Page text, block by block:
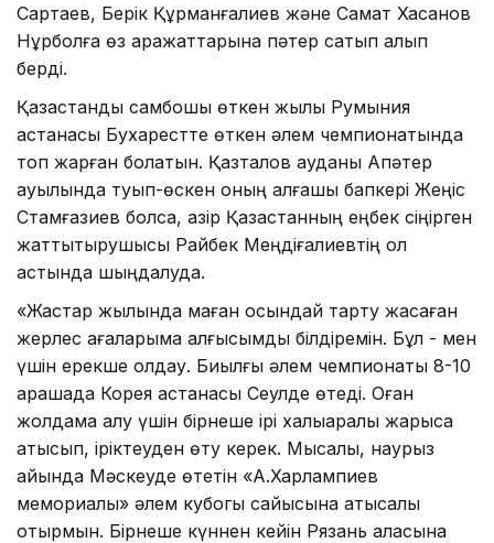
Сартаев, Берік Құрманғалиев және Самат Хасанов
Нұрболға өз қаражаттарына пәтер сатып алып
берді.
Қазақстандық самбошы өткен жылы Румыния
астанасы Бухарестте өткен әлем чемпионатында
топ жарған болатын. Қазталов ауданы Ақпәтер
ауылында туып-өскен оның алғашқы бапкері Жеңіс
Стамғазиев болса, қазір Қазақстанның еңбек сіңірген
жаттықтырушысы Райбек Меңдіғалиевтің қол
астында шыңдалуда.
«Жастар жылында маған осындай тарту жасаған
жерлес ағаларыма алғысымды білдіремін. Бұл - мен
үшін ерекше қолдау. Биылғы әлем чемпионаты 8-10
қарашада Корея астанасы Сеулде өтеді. Оған
жолдама алу үшін бірнеше ірі халықаралық жарысқа
қатысып, іріктеуден өту керек. Мысалы, наурыз
айында Мәскеуде өтетін «А.Харлампиев
мемориалы» әлем кубогы сайысына қатысқалы
отырмын. Бірнеше күннен кейін Рязань қаласына